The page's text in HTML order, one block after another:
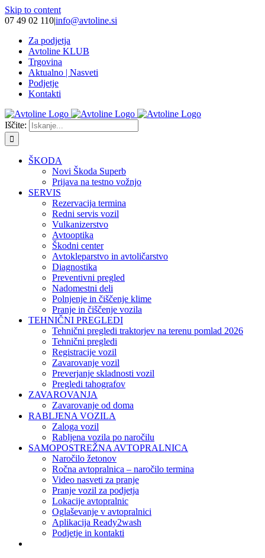
Skip to content
07 49 02 110|info@avtoline.si
Za podjetja
Avtoline KLUB
Trgovina
Aktualno | Nasveti
Podjetje
Kontakti
Iščite:
ŠKODA
Novi Škoda Superb
Prijava na testno vožnjo
SERVIS
Rezervacija termina
Redni servis vozil
Vulkanizerstvo
Avtooptika
Škodni center
Avtokleparstvo in avtoličarstvo
Diagnostika
Preventivni pregled
Nadomestni deli
Polnjenje in čiščenje klime
Pranje in čiščenje vozila
TEHNIČNI PREGLEDI
Tehnični pregledi traktorjev na terenu pomlad 2026
Tehnični pregledi
Registracije vozil
Zavarovanje vozil
Preverjanje skladnosti vozil
Pregledi tahografov
ZAVAROVANJA
Zavarovanje od doma
RABLJENA VOZILA
Zaloga vozil
Rabljena vozila po naročilu
SAMOPOSTREŽNA AVTOPRALNICA
Naročilo žetonov
Ročna avtopralnica – naročilo termina
Video nasveti za pranje
Pranje vozil za podjetja
Lokacije avtopralnic
Oglaševanje v avtopralnici
Aplikacija Ready2wash
Podjetje in kontakti